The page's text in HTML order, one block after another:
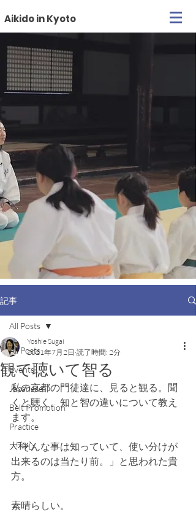
Aikido in Kyoto
記事
All Posts
Events
Japanese
Belt Promotion
Practice
大和心
All Posts
観て聴いて智る
Yoshie Sugai
2021年7月2日 読了時間: 2分
私の京都の門徒達に、見ると観る。聞
くと聴く。知と智の違いについて教え
ます。
「そんな事は知っていて、使い分けが
出来るのは当たり前。」と思われた貴
方。
素晴らしい。